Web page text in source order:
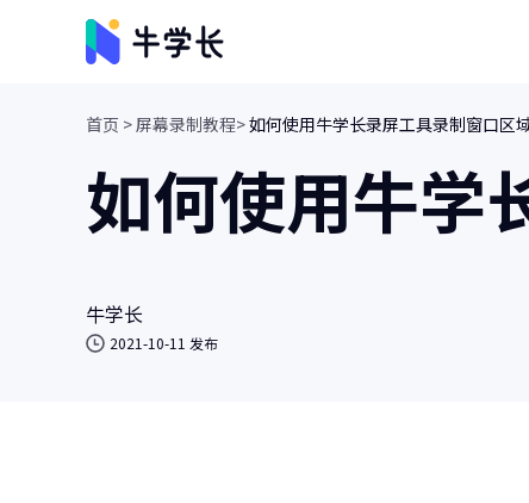
视频创意
牛小影
画质增强/视频修复/AI视频抠像
首页 >屏幕录制教程>如何使用牛学长录屏工具录制窗口区域
如何使用牛学
牛学长
2021-10-11 发布